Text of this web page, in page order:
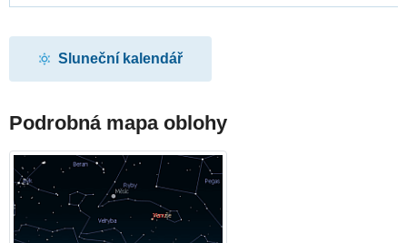
Sluneční kalendář
Podrobná mapa oblohy